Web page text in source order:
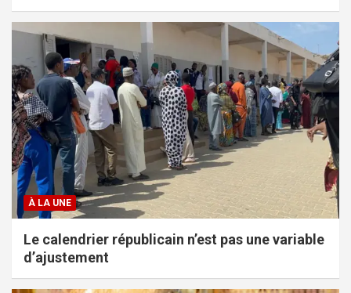
À LA UNE
Le calendrier républicain n’est pas une variable
d’ajustement